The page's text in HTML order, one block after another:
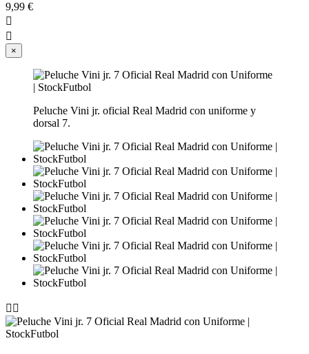
9,99 €


×
Peluche Vini jr. oficial Real Madrid con uniforme y
dorsal 7.
 